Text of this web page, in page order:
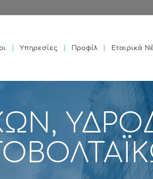
Υπηρεσίες Προφίλ Εταιρικά